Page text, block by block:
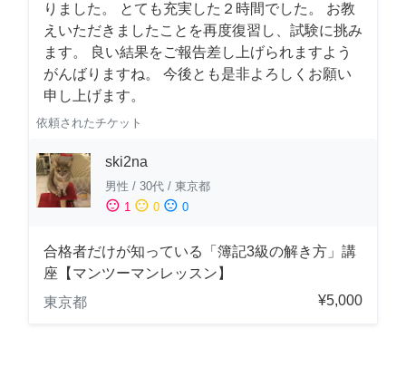
りました。 とても充実した２時間でした。 お教
えいただきましたことを再度復習し、試験に挑み
ます。 良い結果をご報告差し上げられますよう
がんばりますね。 今後とも是非よろしくお願い
申し上げます。
依頼されたチケット
ski2na
男性 / 30代 / 東京都
sentiment_satisfied 1 sentiment_neutral 0 sentiment_dissatisfied 0
合格者だけが知っている「簿記3級の解き方」講
座【マンツーマンレッスン】
東京都
¥5,000